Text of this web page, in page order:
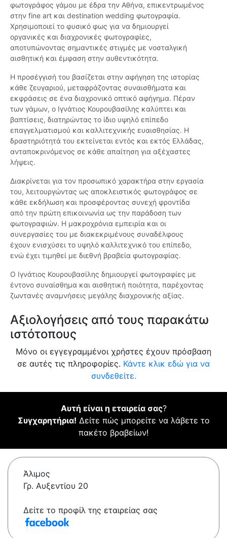
φωτογράφος γάμου με έδρα την Αθήνα, επικεντρωμένος
στην fine art και destination wedding φωτογραφία.
Χρησιμοποιεί το φυσικό φως για να δημιουργεί
οργανικές και διαχρονικές φωτογραφίες,
αποτυπώνοντας σημαντικές στιγμές με νοσταλγική
αισθητική και έμφαση στην αυθεντικότητα.
Η προσέγγισή του βασίζεται στην αφήγηση της ιστορίας
κάθε ζευγαριού, μεταφράζοντας συναισθήματα και
εκφράσεις σε ένα διαχρονικό οπτικό αφήγημα. Πέραν
των γάμων, ο Ιγνάτιος Κουρουβασίλης καλύπτει και
βαπτίσεις, διατηρώντας το ίδιο υψηλό επίπεδο
επαγγελματισμού και καλλιτεχνικής ευαισθησίας. Η
δραστηριότητά του εκτείνεται εντός και εκτός Ελλάδας,
ανταποκρινόμενος σε κάθε απαίτηση για αξέχαστες
λήψεις.
Διακρίνεται για τον προσωπικό χαρακτήρα στην εργασία
του, λειτουργώντας ως αποκλειστικός φωτογράφος σε
κάθε εκδήλωση και προσφέροντας συνεχή φροντίδα
από την πρώτη επικοινωνία ως την παράδοση των
φωτογραφιών. Η μακροχρόνια εμπειρία και οι
συνεργασίες του με διακεκριμένους συναδέλφους
έχουν ενισχύσει το υψηλό καλλιτεχνικό του επίπεδο,
ενώ έχει τιμηθεί με διεθνή βραβεία φωτογραφίας.
Ο Ιγνάτιος Κουρουβασίλης δημιουργεί φωτογραφίες με
έντονο συναίσθημα και αισθητική ποιότητα, παρέχοντας
ζωντανές αναμνήσεις μεγάλης διαχρονικής αξίας.
Αξιολογήσεις από τους παρακάτω
ιστότοπους
Μόνο οι εγγεγραμμένοι χρήστες έχουν πρόσβαση
σε αυτές τις πληροφορίες. Κάντε κλικ εδώ για να
συνδεθείτε.
Αυτή είναι η εταιρεία σας?
Συγχαρητήρια! Δείτε πώς μπορείτε να λάβετε το
πακέτο βραβείων!
Άλιμος
Γρ. Αυξεντίου 20
Δείτε το προφίλ της εταιρείας σας